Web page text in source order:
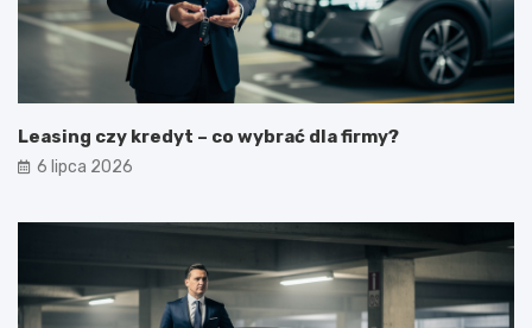
Leasing czy kredyt – co wybrać dla firmy?
6 lipca 2026